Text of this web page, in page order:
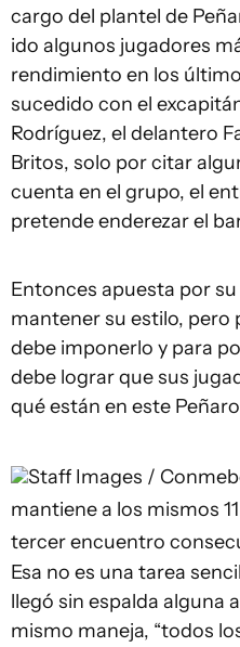
cargo del plantel de
ido algunos jugadores
rendimiento en los
sucedido con el
Rodríguez, el delantero
Britos, solo por citar
cuenta en el grupo, el
pretende enderezar el
Entonces apuesta por
mantener su estilo, pero
debe imponerlo y para
debe lograr que sus
qué están en este
Staff Images /
mantiene a los mismos
tercer encuentro
Esa no es una tarea
llegó sin espalda alguna
mismo maneja, “todos